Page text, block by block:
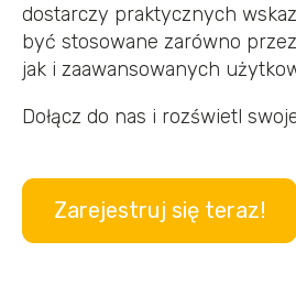
dostarczy praktycznych
być stosowane zarówno
jak i zaawansowanych
Dołącz do nas i rozświetl
Zarejestruj się teraz!